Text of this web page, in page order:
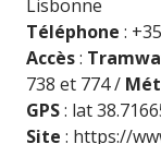
Lisbonne
Téléphone :
Accès:
738 et 774 /
GPS: lat
Site : https://